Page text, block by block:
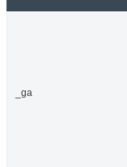
_ga